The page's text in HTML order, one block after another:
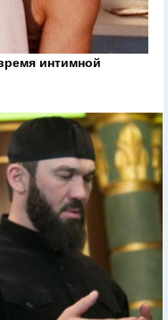
интимной